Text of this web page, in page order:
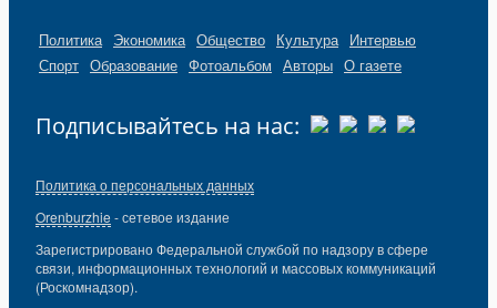
Политика Экономика Общество Культура Интервью
Спорт Образование Фотоальбом Авторы О газете
Подписывайтесь на нас:
Политика о персональных данных
Orenburzhie - сетевое издание
Зарегистрировано Федеральной службой по надзору в сфере
связи, информационных технологий и массовых коммуникаций
(Роскомнадзор).